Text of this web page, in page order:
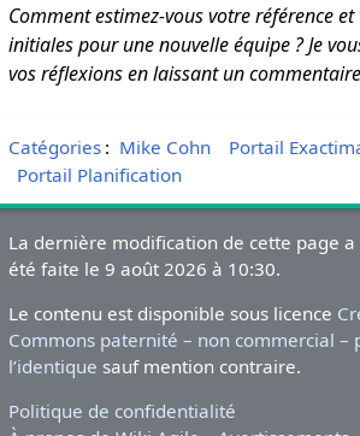
Comment estimez-vous votre référence
initiales pour une nouvelle équipe ? Je
vos réflexions en laissant un
Catégories: Mike Cohn
Portail
Portail Planification
La dernière modification de cette page a
été faite le 9 août 2026 à 10:30.
Le contenu est disponible sous licence
Commons paternité – non commercial –
l’identique sauf mention contraire.
Politique de confidentialité